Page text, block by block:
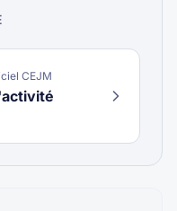
CEJM